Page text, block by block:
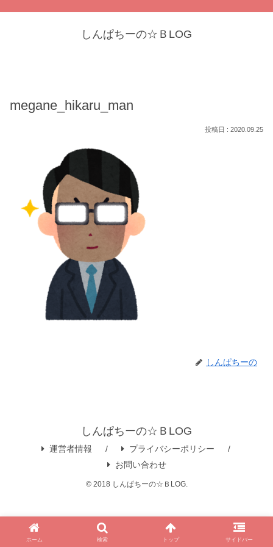
しんぱちーの☆ＢLOG
megane_hikaru_man
2020.09.25
しんぱちーの
しんぱちーの☆ＢLOG
運営者情報
プライバシーポリシー
お問い合わせ
© 2018 しんぱちーの☆ＢLOG.
ホーム 検索 トップ サイドバー